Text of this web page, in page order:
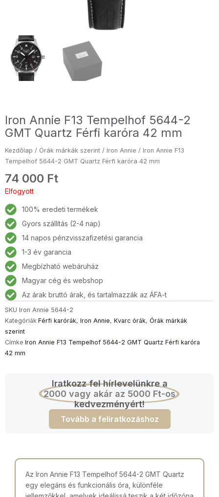
Iron Annie F13 Tempelhof 5644-2
GMT Quartz Férfi karóra 42 mm
Kezdőlap / Órák márkák szerint / Iron Annie / Iron Annie F13
Tempelhof 5644-2 GMT Quartz Férfi karóra 42 mm
74 000 Ft
Elfogyott
100% eredeti termékek
Gyors szállítás (2-4 nap)
14 napos pénzvisszafizetési garancia
1-3 év garancia
Megbízható webáruház
Magyar cég és webshop
Az árak bruttó árak, és tartalmazzák az ÁFA-t
SKU Iron Annie 5644-2
Kategóriák Férfi karórák, Iron Annie, Kvarc órák, Órák márkák
szerint
Címke Iron Annie F13 Tempelhof 5644-2 GMT Quartz Férfi karóra
42 mm
Iratkozz fel hírlevelünkre a
2000 vagy akár az 5000 Ft-os
kedvezményért!
Tovább a feliratkozáshoz
Az Iron Annie F13 Tempelhof 5644-2 GMT Quartz
egy elegáns és funkcionális óra, különféle